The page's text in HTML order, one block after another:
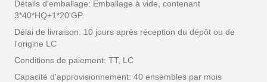
Détails d'emballage: Emballage à vide, contenant
3*40*HQ+1*20'GP.
Délai de livraison: 10 jours après réception du dépôt ou de
l'origine LC
Conditions de paiement: TT, LC
Capacité d'approvisionnement: 40 ensembles par mois